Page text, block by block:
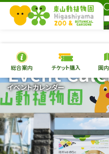
総合案内 チケット購入 園
イベントカレンダー
Event